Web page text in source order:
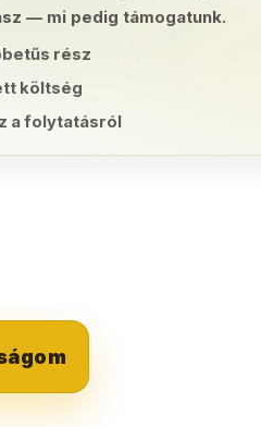
— mi pedig támogatunk.
rész
költség
a folytatásról